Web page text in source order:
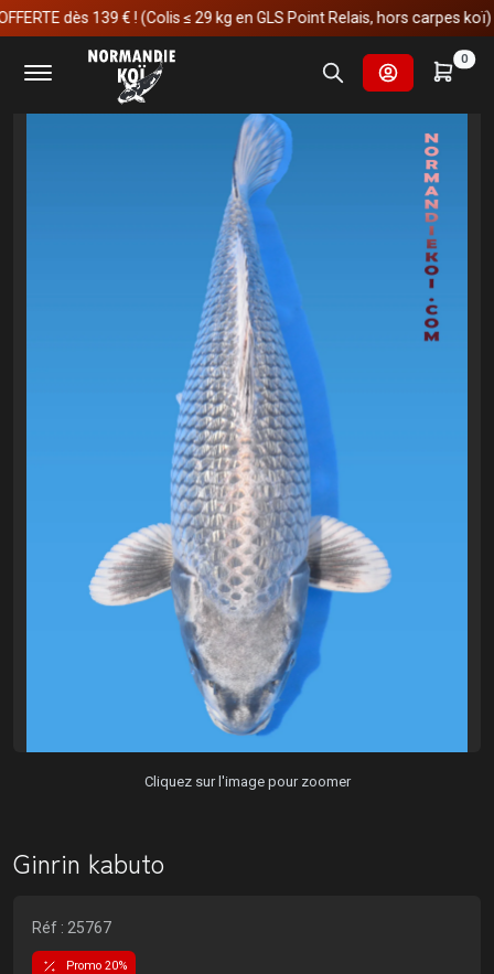
dès 139 € ! (Colis ≤ 29 kg en GLS Point Relais, hors carpes koï)
0
Accueil Carpes koï Sansai et plus Ginrin kabuto
Cliquez sur l'image pour zoomer
Ginrin kabuto
Réf : 25767
Promo 20%